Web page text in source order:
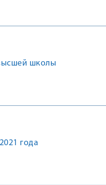
школы
года